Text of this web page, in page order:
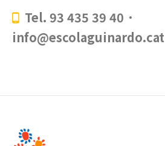
Tel. 93 435 39 40 ·
info@escolaguinardo.cat